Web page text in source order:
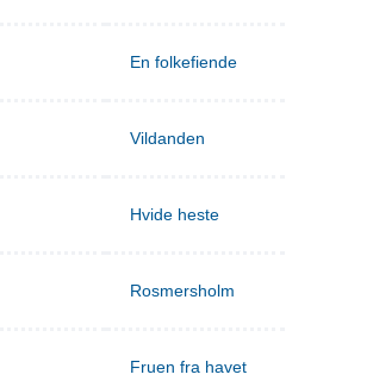
En folkefiende
Vildanden
Hvide heste
Rosmersholm
Fruen fra havet